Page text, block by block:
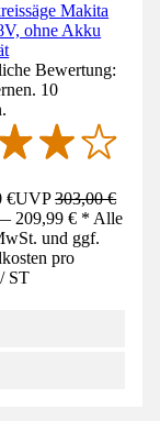
Makita
ohne Akku
Bewertung:
10
€UVP303,00 €
209,99 € * Alle
und ggf.
pro
/ ST